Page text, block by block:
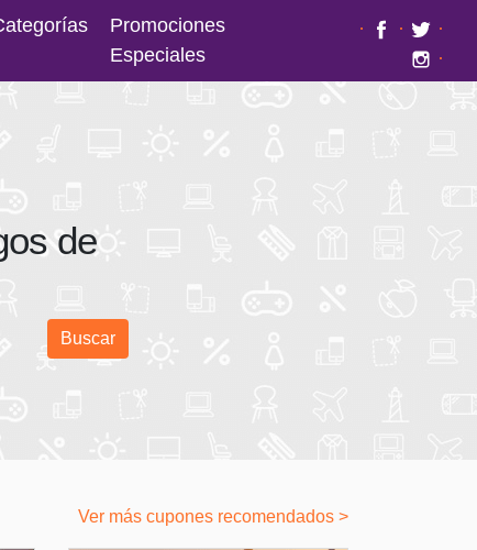
Promociones
Especiales
· ·
·
·
de
Buscar
Ver más cupones recomendados >